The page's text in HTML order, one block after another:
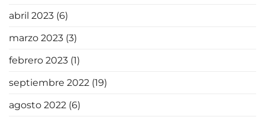
abril 2023 (6)
marzo 2023 (3)
febrero 2023 (1)
septiembre 2022 (19)
agosto 2022 (6)